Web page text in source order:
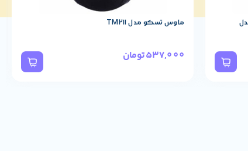
ماوس تسکو مدل TM211
537,000تومان